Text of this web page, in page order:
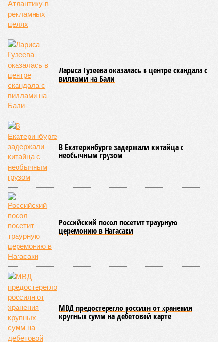
Лариса Гузеева оказалась в центре скандала с
виллами на Бали
В Екатеринбурге задержали китайца с
необычным грузом
Российский посол посетит траурную
церемонию в Нагасаки
МВД предостерегло россиян от хранения
крупных сумм на дебетовой карте